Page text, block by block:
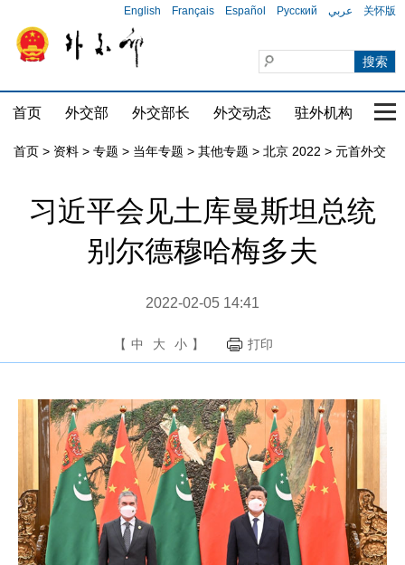
English Français Español Русский عربي 关怀版
首页 外交部 外交部长 外交动态 驻外机构 国
首页 > 资料 > 专题 > 当年专题 > 其他专题 > 北京 2022 > 元首外交
习近平会见土库曼斯坦总统
别尔德穆哈梅多夫
2022-02-05 14:41
【 中 大 小 】 打印